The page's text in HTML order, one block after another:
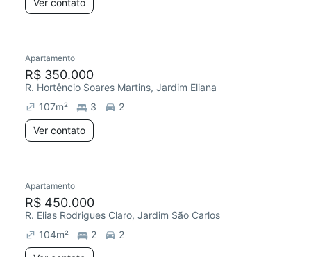
Ver contato
Apartamento
R$ 350.000
R. Hortêncio Soares Martins, Jardim Eliana
107m² 3
2
Ver contato
Apartamento
R$ 450.000
R. Elias Rodrigues Claro, Jardim São Carlos
104m² 2
2